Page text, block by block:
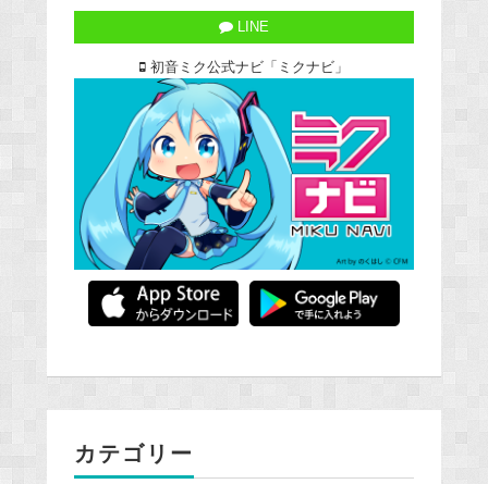
LINE
初音ミク公式ナビ「ミクナビ」
カテゴリー